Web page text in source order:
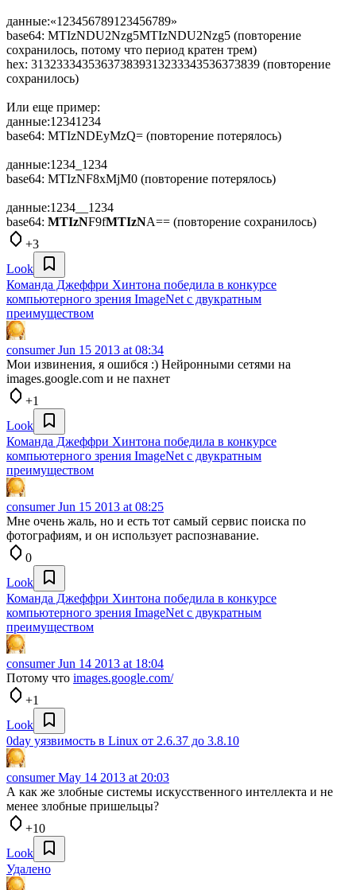
данные:«123456789123456789»
base64: MTIzNDU2Nzg5MTIzNDU2Nzg5 (повторение
сохранилось, потому что период кратен трем)
hex: 313233343536373839313233343536373839 (повторение
сохранилось)
Или еще пример:
данные:12341234
base64: MTIzNDEyMzQ= (повторение потерялось)
данные:1234_1234
base64: MTIzNF8xMjM0 (повторение потерялось)
данные:1234__1234
base64: MTIzNF9fMTIzNA== (повторение сохранилось)
+3
Look
Команда Джеффри Хинтона победила в конкурсе
компьютерного зрения ImageNet с двукратным
преимуществом
consumerJun 15 2013 at 08:34
Мои извинения, я ошибся :) Нейронными сетями на
images.google.com и не пахнет
+1
Look
Команда Джеффри Хинтона победила в конкурсе
компьютерного зрения ImageNet с двукратным
преимуществом
consumerJun 15 2013 at 08:25
Мне очень жаль, но и есть тот самый сервис поиска по
фотографиям, и он использует распознавание.
0
Look
Команда Джеффри Хинтона победила в конкурсе
компьютерного зрения ImageNet с двукратным
преимуществом
consumerJun 14 2013 at 18:04
Потому что images.google.com/
+1
Look
0day уязвимость в Linux от 2.6.37 до 3.8.10
consumerMay 14 2013 at 20:03
А как же злобные системы искусственного интеллекта и не
менее злобные пришельцы?
+10
Look
Удалено